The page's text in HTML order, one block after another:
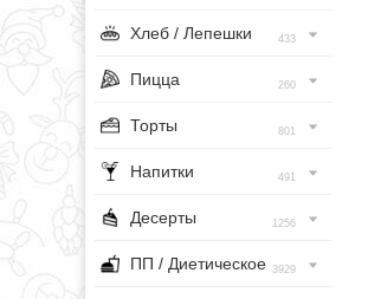
Хлеб / Лепешки 433
Пицца 260
Торты 801
Напитки 491
Десерты 1256
ПП / Диетическое 3929